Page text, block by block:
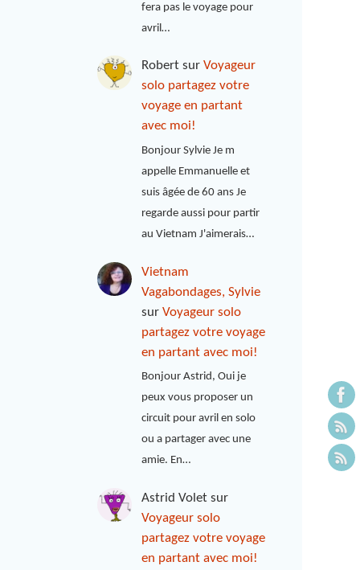
fera pas le voyage pour
avril…
Robert surVoyageur
solo partagez votre
voyage en partant
avec moi!
Bonjour Sylvie Je m
appelle Emmanuelle et
suis âgée de 60 ans Je
regarde aussi pour partir
au Vietnam J'aimerais…
Vietnam
Vagabondages, Sylvie
surVoyageur solo
partagez votre voyage
en partant avec moi!
Bonjour Astrid, Oui je
peux vous proposer un
circuit pour avril en solo
ou a partager avec une
amie. En…
Astrid Volet sur
Voyageur solo
partagez votre voyage
en partant avec moi!